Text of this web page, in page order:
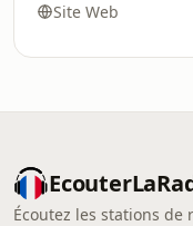
Site Web
Écoutez les stations de